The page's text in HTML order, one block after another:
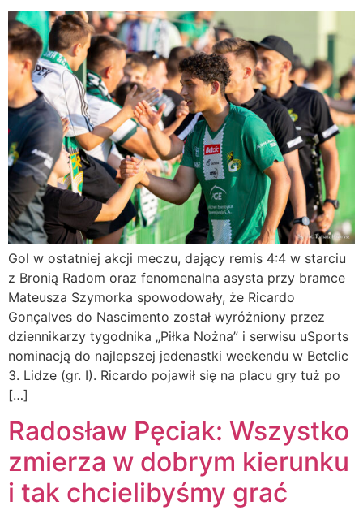
Gol w ostatniej akcji meczu, dający remis 4:4 w starciu
z Bronią Radom oraz fenomenalna asysta przy bramce
Mateusza Szymorka spowodowały, że Ricardo
Gonçalves do Nascimento został wyróżniony przez
dziennikarzy tygodnika „Piłka Nożna” i serwisu uSports
nominacją do najlepszej jedenastki weekendu w Betclic
3. Lidze (gr. I). Ricardo pojawił się na placu gry tuż po
[…]
Radosław Pęciak: Wszystko
zmierza w dobrym kierunku
i tak chcielibyśmy grać